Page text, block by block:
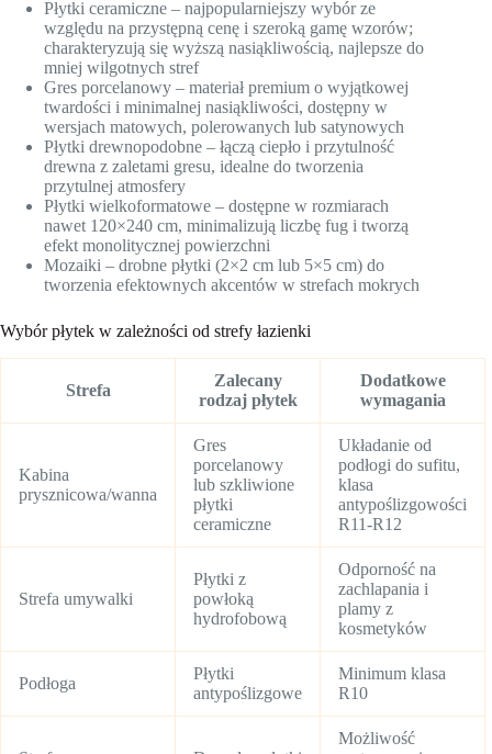
Płytki ceramiczne – najpopularniejszy wybór ze
względu na przystępną cenę i szeroką gamę wzorów;
charakteryzują się wyższą nasiąkliwością, najlepsze do
mniej wilgotnych stref
Gres porcelanowy – materiał premium o wyjątkowej
twardości i minimalnej nasiąkliwości, dostępny w
wersjach matowych, polerowanych lub satynowych
Płytki drewnopodobne – łączą ciepło i przytulność
drewna z zaletami gresu, idealne do tworzenia
przytulnej atmosfery
Płytki wielkoformatowe – dostępne w rozmiarach
nawet 120×240 cm, minimalizują liczbę fug i tworzą
efekt monolitycznej powierzchni
Mozaiki – drobne płytki (2×2 cm lub 5×5 cm) do
tworzenia efektownych akcentów w strefach mokrych
Wybór płytek w zależności od strefy łazienki
Strefa
Zalecany
rodzaj płytek
Dodatkowe
wymagania
Kabina
prysznicowa/wanna
Gres
porcelanowy
lub szkliwione
płytki
ceramiczne
Układanie od
podłogi do sufitu,
klasa
antypoślizgowości
R11-R12
Strefa umywalki
Płytki z
powłoką
hydrofobową
Odporność na
zachlapania i
plamy z
kosmetyków
Podłoga
Płytki
antypoślizgowe
Minimum klasa
R10
Możliwość